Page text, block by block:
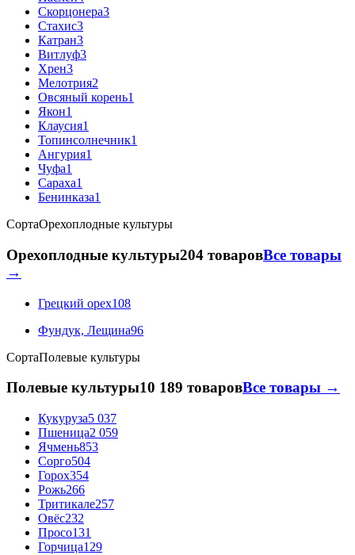
Скорцонера3
Стахис3
Катран3
Витлуф3
Хрен3
Мелотрия2
Овсяный корень1
Якон1
Клаусия1
Топинсолнечник1
Ангурия1
Чуфа1
Сараха1
Бенинказа1
СортаОрехоплодные культуры
Орехоплодные культуры204 товаровВсе товары
→
Грецкий орех108
Фундук, Лещина96
СортаПолевые культуры
Полевые культуры10 189 товаровВсе товары →
Кукуруза5 037
Пшеница2 059
Ячмень853
Сорго504
Горох354
Рожь266
Тритикале257
Овёс232
Просо131
Горчица129